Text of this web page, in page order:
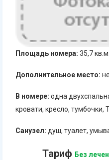
Площадь номера: 35,7 кв.м.
Дополнительное место:
В номере: одна
кровати, кресло, тумбочки,
Санузел: душ, туалет,
Тариф Без